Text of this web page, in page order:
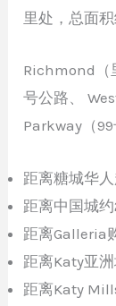
里处，总面积
Richmond（
号公路、
Parkway（99
距离糖城华
距离中国城
距离Galleria
距离Katy亚
距离Katy